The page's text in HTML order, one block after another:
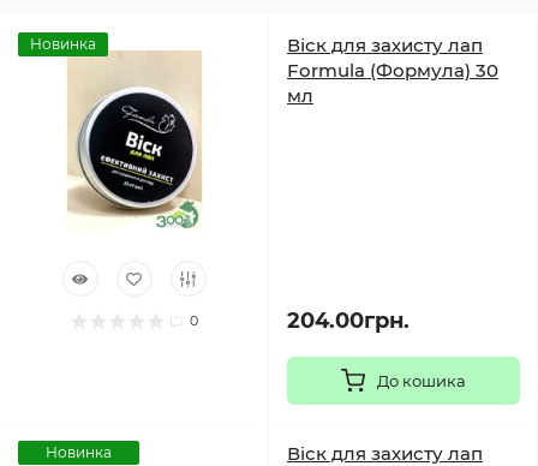
Новинка
0
Віск для захисту лап
Formula (Формула) 30
мл
204.00грн.
До кошика
Новинка
Віск для захисту лап